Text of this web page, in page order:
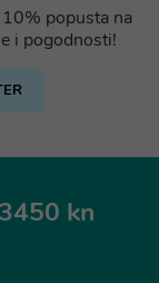
popusta na
i pogodnosti!
kn